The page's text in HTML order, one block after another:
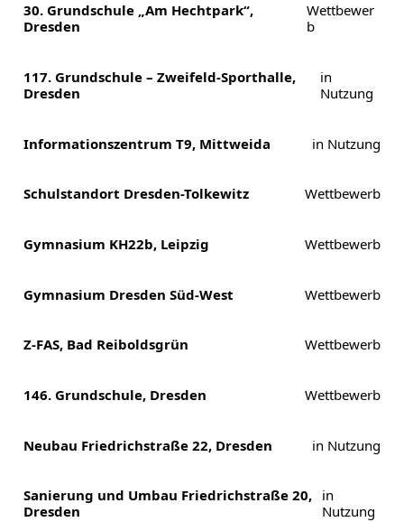
30. Grundschule „Am Hechtpark“,
Dresden
Wettbewer
b
117. Grundschule – Zweifeld-Sporthalle,
Dresden
in
Nutzung
Informationszentrum T9, Mittweida in Nutzung
Schulstandort Dresden-Tolkewitz Wettbewerb
Gymnasium KH22b, Leipzig Wettbewerb
Gymnasium Dresden Süd-West Wettbewerb
Z-FAS, Bad Reiboldsgrün Wettbewerb
146. Grundschule, Dresden Wettbewerb
Neubau Friedrichstraße 22, Dresden in Nutzung
Sanierung und Umbau Friedrichstraße 20,
Dresden
in
Nutzung